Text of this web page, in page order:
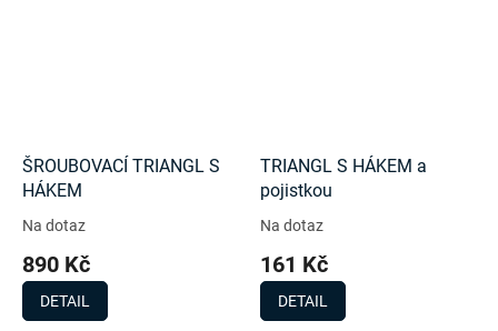
ŠROUBOVACÍ TRIANGL S
HÁKEM
Na dotaz
890 Kč
DETAIL
TRIANGL S HÁKEM a
pojistkou
Na dotaz
161 Kč
DETAIL